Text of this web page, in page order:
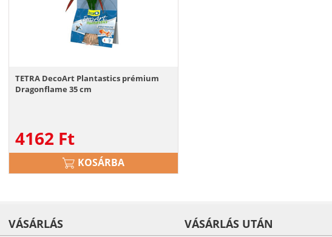
TETRA DecoArt Plantastics prémium
Dragonflame 35 cm
4162 Ft
KOSÁRBA
VÁSÁRLÁS VÁSÁRLÁS UTÁN